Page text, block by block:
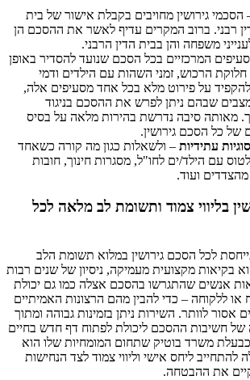
הסכמי גירושין מחויבים בקבלת אישור של בית
רבני. ברוב המקרים עדיף לאשר את ההסכם הן
משפחה והן בבית הדין הרבני.
המרכזיים בכל הסכם שנועד להסדיר באופן
הרכוש, זמני השהות עם הילדים ודמי
להקפיד על פירוט מלא בכל אחד מסעיפים אלה,
שבהם ניתן לפרש את ההסכם בניגוד
מאותה סיבה נדרשת בהירות מלאה על בסיס
של כל הסכם גירושין.
עתידיות – ולשאלות כגון מה קורה כשאחד
לטוס עם הילד/ים לחו"ל, מסגרות חינוך, חובות
ועוד.
בליווי צמוד ותשומת לב מלאה לכל
לכל הסכם גירושין במלוא תשומת הלב
בקיאות מקצועית מעמיקה, ניסיון של שנים רבות
אנשים שהתגרשו בהסכם אצלה כמו גם יכולת
או ללקוחה – כדי להבין מהם הרצונות האמיתיים
אסור לוותר. השירות ניתן בזמינות גבוהה ומתוך
של חשיבות ההסכם ליכולת לפתוח דף חדש בחיים
משרד בוטיק שתחום המומחיות שלו הוא
להתחייב ליחס אישי וליווי צמוד לצד הנחישות
את ההבטחה.